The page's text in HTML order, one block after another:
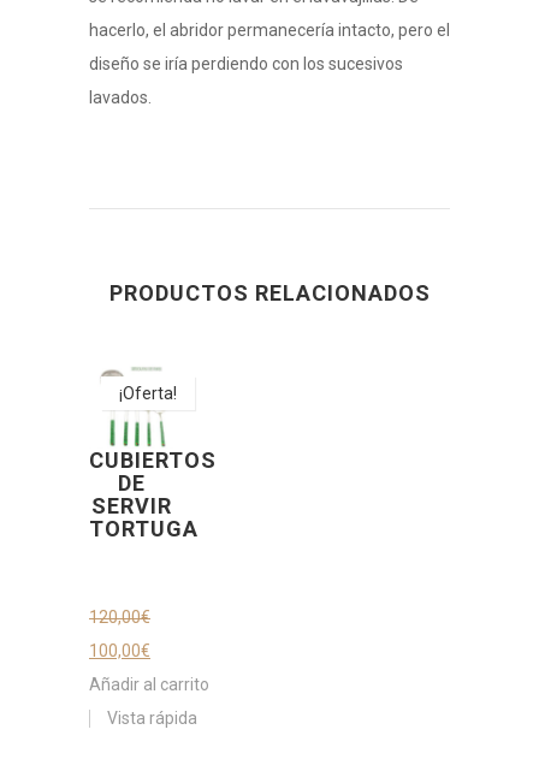
hacerlo, el abridor permanecería intacto, pero el
diseño se iría perdiendo con los sucesivos
lavados.
PRODUCTOS RELACIONADOS
¡Oferta!
CUBIERTOS
DE
SERVIR
TORTUGA
120,00€
100,00€
Añadir al carrito
Vista rápida